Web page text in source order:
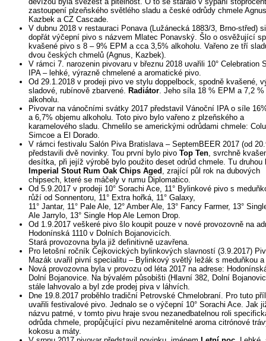
zastoupení plzeňského světlého sladu a české odrůdy chmele
Kazbek a CZ Cascade.
V dubnu 2018 v restauraci Ponava (Lužánecká 1883/3, Brno-střed)
dopřát výčepní pivo s názvem Mlatec Ponavský. Šlo o osvěžující
kvašené pivo s 8 – 9% EPM a cca 3,5% alkoholu. Vařeno ze tří
dvou českých chmelů (Agnus, Kazbek).
V rámci 7. narozenin pivovaru v březnu 2018 uvařili 10° Celebration
IPA – lehké, výrazně chmelené a aromatické pivo.
Od 29.1.2018 v prodeji pivo ve stylu doppelbock, spodně kvašené,
sladové, rubínově zbarvené. Radiátor. Jeho síla 18 % EPM a 7,2 %
alkoholu.
Pivovar na vánočními svátky 2017 představil Vánoční IPA o síle
a 6,7% objemu alkoholu. Toto pivo bylo vařeno z plzeňského a
karamelového sladu. Chmelilo se americkými odrůdami chmele:
Simcoe a El Dorado.
V rámci festivalu Salón Piva Bratislava – SeptemBEER 2017 (od
představili dvě novinky. Tou první bylo pivo Top Ten, svrchně
desítka, při jejíž výrobě bylo použito deset odrůd chmele. Tu druhou
Imperial Stout Rum Oak Chips Aged , zrající půl rok na dubových
chipsech, které se máčely v rumu Diplomatico.
Od 5.9.2017 v prodeji 10° Sorachi Ace, 11° Bylinkové pivo s
růží od Sonnentoru, 11° Extra hořká, 11° Galaxy,
11° Jantar, 11° Pale Ale, 12° Amber Ale, 13° Fancy Farmer, 13°
Ale Jarrylo, 13° Single Hop Ale Lemon Drop.
Od 1.9.2017 veškeré pivo šlo koupit pouze v nové provozovně na
Hodonínská 1110 v Dolních Bojanovicích.
Stará provozovna byla již definitivně uzavřena.
Pro letošní ročník Čejkovických bylinkových slavností (3.9.2017)
Mazák uvařil pivní specialitu – Bylinkový světlý ležák s meduňkou
Nová provozovna byla v provozu od léta 2017 na adrese:
Dolní Bojanovice. Na bývalém působišti (Hlavní 382, Dolní
stále lahvovalo a byl zde prodej piva v láhvích.
Dne 19.8.2017 proběhlo tradiční Petrovské Chmelobraní. Pro tuto
uvařili festivalové pivo. Jednalo se o výčepní 10° Sorachi Ace. Jak
názvu patrné, v tomto pivu hraje svou nezanedbatelnou roli
odrůda chmele, propůjčující pivu nezaměnitelné aroma citrónové
kokosu a máty.